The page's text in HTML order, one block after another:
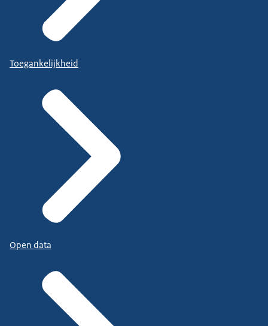
Toegankelijkheid
Open data